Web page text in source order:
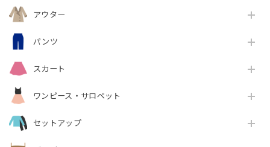
アウター
パンツ
スカート
ワンピース・サロペット
セットアップ